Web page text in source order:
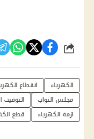
شارك
الكهرباء انقطاع
مجلس النواب
ازمة الكهرباء
قطع